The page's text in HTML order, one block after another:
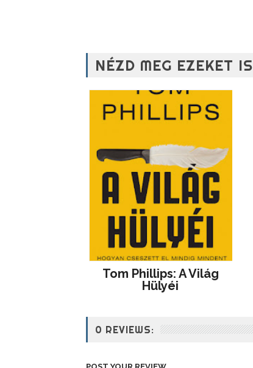
NÉZD MEG EZEKET IS
Tom Phillips: A Világ
Hülyéi
0 REVIEWS: